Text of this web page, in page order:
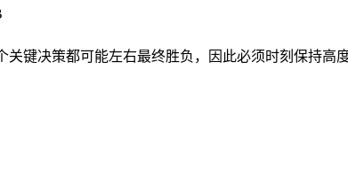
键决策都可能左右最终胜负，因此必须时刻保持高